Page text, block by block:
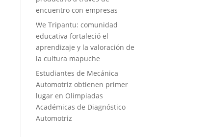
encuentro con empresas
We Tripantu: comunidad
educativa fortaleció el
aprendizaje y la valoración de
la cultura mapuche
Estudiantes de Mecánica
Automotriz obtienen primer
lugar en Olimpiadas
Académicas de Diagnóstico
Automotriz